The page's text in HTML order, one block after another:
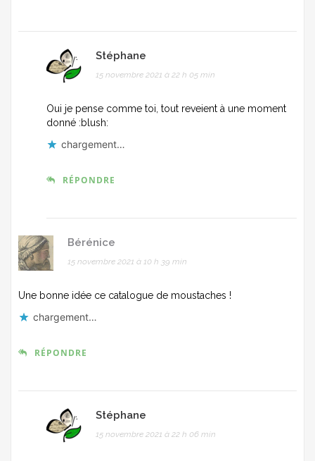
Stéphane
15 novembre 2021 à 22 h 05 min
Oui je pense comme toi, tout reveient à une moment
donné :blush:
chargement…
RÉPONDRE
Bérénice
15 novembre 2021 à 10 h 39 min
Une bonne idée ce catalogue de moustaches !
chargement…
RÉPONDRE
Stéphane
15 novembre 2021 à 22 h 06 min